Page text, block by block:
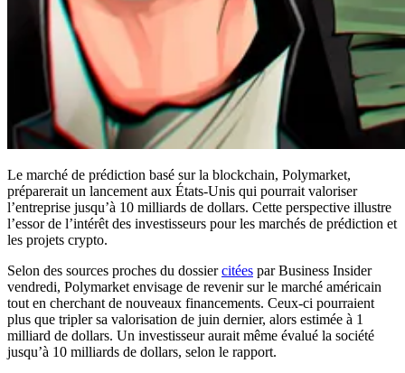
Le marché de prédiction basé sur la blockchain, Polymarket,
préparerait un lancement aux États-Unis qui pourrait valoriser
l’entreprise jusqu’à 10 milliards de dollars. Cette perspective illustre
l’essor de l’intérêt des investisseurs pour les marchés de prédiction et
les projets crypto.
Selon des sources proches du dossiercitées par Business Insider
vendredi, Polymarket envisage de revenir sur le marché américain
tout en cherchant de nouveaux financements. Ceux-ci pourraient
plus que tripler sa valorisation de juin dernier, alors estimée à 1
milliard de dollars. Un investisseur aurait même évalué la société
jusqu’à 10 milliards de dollars, selon le rapport.